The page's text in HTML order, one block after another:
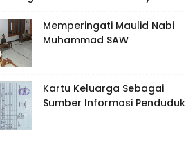
Memperingati Maulid Nabi
Muhammad SAW
Kartu Keluarga Sebagai
Sumber Informasi Penduduk